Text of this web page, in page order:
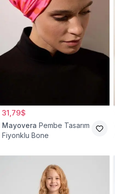
31,79$
Mayovera Pembe Tasarım
Fiyonklu Bone